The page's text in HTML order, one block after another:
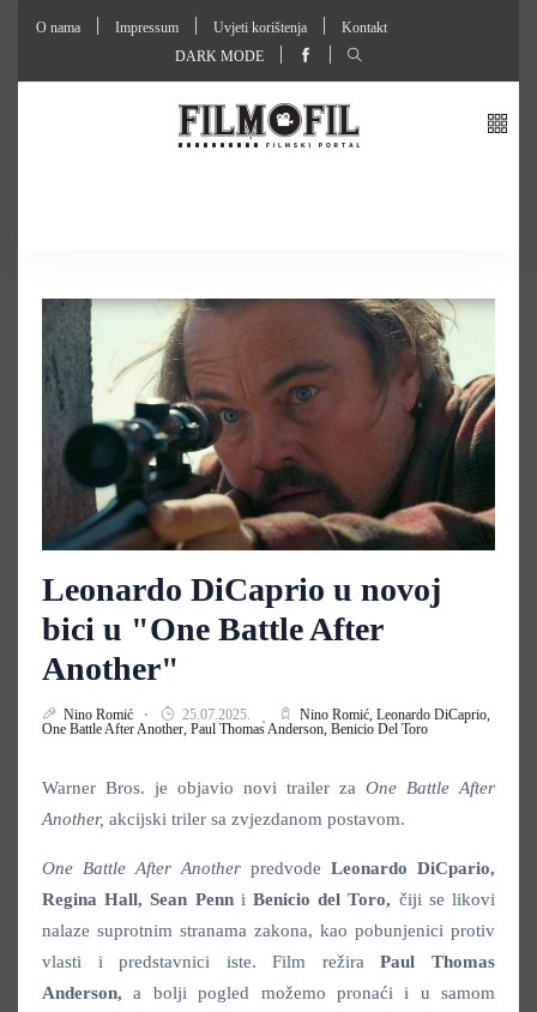
O nama Impressum Uvjeti korištenja
Kontakt
DARK MODE
Leonardo DiCaprio u novoj
bici u "One Battle After
Another"
Nino Romić 25.07.2025. Nino Romić, Leonardo DiCaprio,
One Battle After Another, Paul Thomas Anderson, Benicio Del Toro
Warner Bros. je objavio novi trailer za One Battle After
Another, akcijski triler sa zvjezdanom postavom.
One Battle After Another predvode Leonardo DiCpario,
Regina Hall, Sean Penn iBenicio del Toro, čiji se likovi
nalaze suprotnim stranama zakona, kao pobunjenici protiv
vlasti i predstavnici iste. Film režiraPaul Thomas
Anderson,a bolji pogled možemo pronaći i u samom